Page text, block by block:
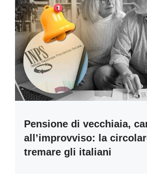
Pensione di vecchiaia,
all’improvviso: la
tremare gli italiani